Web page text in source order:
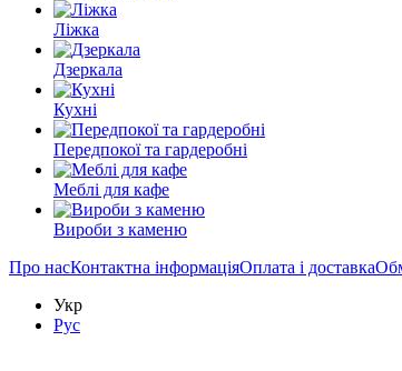
Ліжка
Дзеркала
Кухні
Передпокої та гардеробні
Меблі для кафе
Вироби з каменю
Про насКонтактна інформаціяОплата і доставка
Укр
Рус